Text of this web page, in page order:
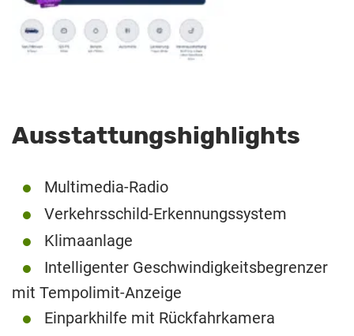
Ausstattungshighlights
Multimedia-Radio
Verkehrsschild-Erkennungssystem
Klimaanlage
Intelligenter Geschwindigkeitsbegrenzer
mit Tempolimit-Anzeige
Einparkhilfe mit Rückfahrkamera